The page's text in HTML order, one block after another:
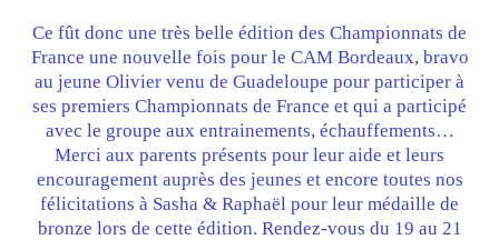
Ce fût donc une très belle édition des Championnats de
France une nouvelle fois pour le CAM Bordeaux, bravo
au jeune Olivier venu de Guadeloupe pour participer à
ses premiers Championnats de France et qui a participé
avec le groupe aux entrainements, échauffements…
Merci aux parents présents pour leur aide et leurs
encouragement auprès des jeunes et encore toutes nos
félicitations à Sasha & Raphaël pour leur médaille de
bronze lors de cette édition. Rendez-vous du 19 au 21